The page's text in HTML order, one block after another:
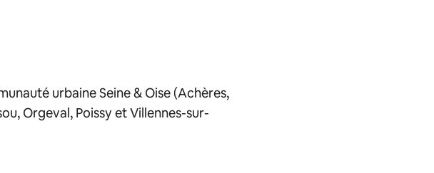
urbaine Seine & Oise (Achères,
Orgeval, Poissy et Villennes-sur-